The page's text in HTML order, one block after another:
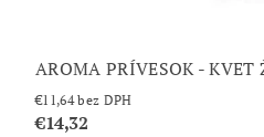
AROMA PRÍVESOK -
€11,64 bez DPH
€14,32